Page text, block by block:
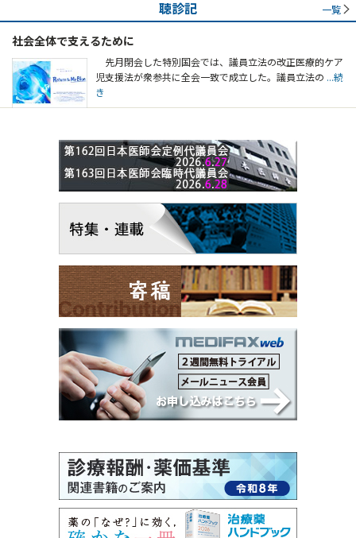
聴診記 一覧
社会全体で支えるために
先月閉会した特別国会では、議員立法の改正医療的ケア
児支援法が衆参共に全会一致で成立した。議員立法の ...続
き